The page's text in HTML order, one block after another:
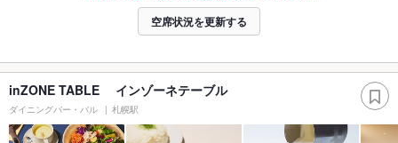
空席状況を更新する
inZONE TABLE インゾーネテーブル
ダイニングバー・バル 札幌駅